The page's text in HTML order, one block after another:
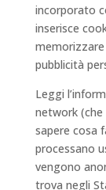
incorporato
inserisce
pubblicità
Leggi
network
sapere cosa
processano
vengono
trova negli